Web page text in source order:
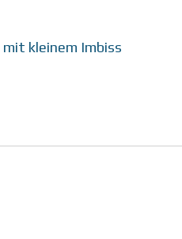
kleinem Imbiss